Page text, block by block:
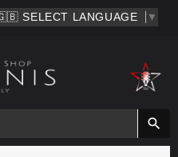
▼
